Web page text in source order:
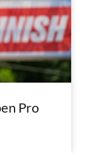
Pro